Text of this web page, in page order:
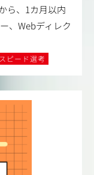
ら、1カ月以内
、Webディレク
スピード選考